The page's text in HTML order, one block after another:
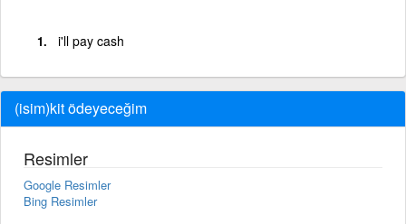
i'll pay cash
(isim)kit ödeyeceğim
Resimler
Google Resimler
Bing Resimler